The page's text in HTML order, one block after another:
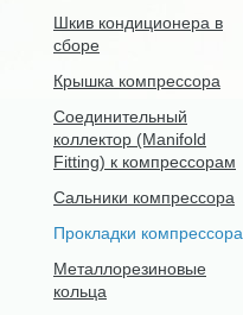
Шкив кондиционера в
сборе
Крышка компрессора
Соединительный
коллектор (Manifold
Fitting) к компрессорам
Сальники компрессора
Прокладки компрессора
Металлорезиновые
кольца